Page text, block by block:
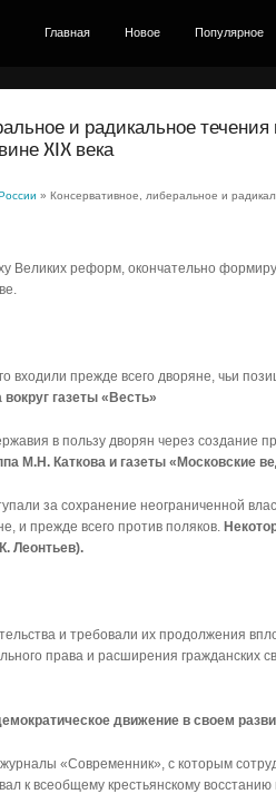
Главная Новое Популярное
и радикальное
XIX века
» Консервативное, либеральное и
Великих реформ, окончательно
входили прежде всего дворяне, чьи
вокруг газеты «Весть»
в пользу дворян через создание
М.Н. Каткова и газеты «Московские
за сохранение неограниченной
и прежде всего против поляков.
Леонтьев).
и требовали их продолжения
права и расширения гражданских
движение в своем
«Современник», с которым
к всеобщему крестьянскому восстанию